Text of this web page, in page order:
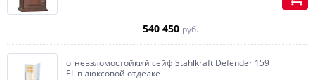
540 450 руб.
огневзломостойкий сейф Stahlkraft Defender 159
EL в люксовой отделке